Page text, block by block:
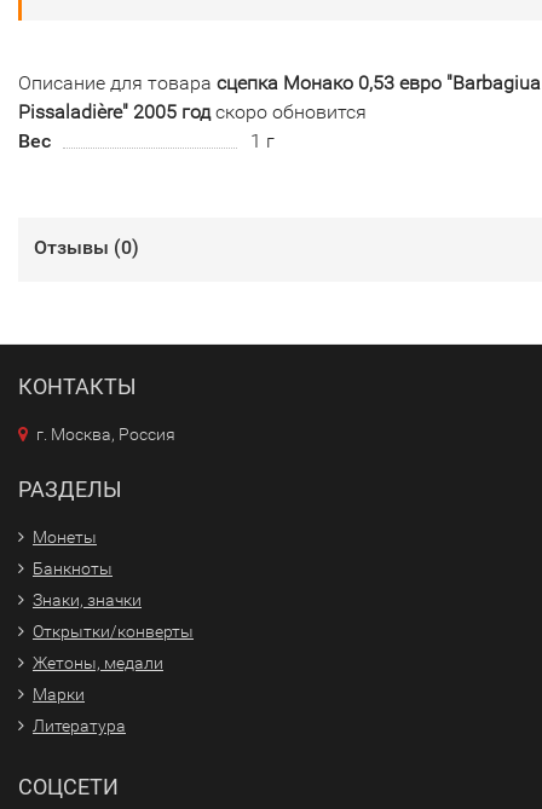
Описание для товара сцепка Монако 0,53 евро
Pissaladière" 2005 годскоро обновится
Вес
1 г
Отзывы (0)
КОНТАКТЫ
г. Москва, Россия
РАЗДЕЛЫ
Монеты
Банкноты
Знаки, значки
Открытки/конверты
Жетоны, медали
Марки
Литература
СОЦСЕТИ